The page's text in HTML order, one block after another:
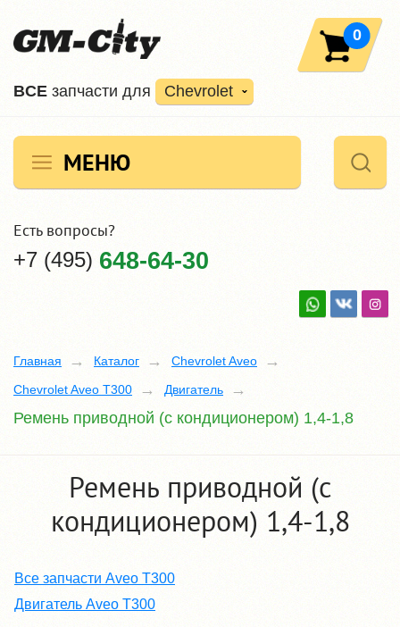
ВCE запчасти для Chevrolet
0
МЕНЮ
Есть вопросы?
+7 (495) 648-64-30
Главная Каталог
Chevrolet Aveo
Chevrolet Aveo T300
Двигатель
Ремень приводной (с кондиционером) 1,4-1,8
Ремень приводной (с
кондиционером) 1,4-1,8
Все запчасти Aveo T300
Двигатель Aveo T300